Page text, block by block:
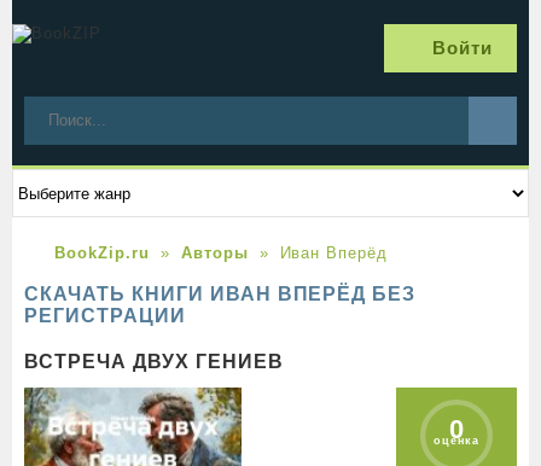
Войти
BookZip.ru Авторы Иван Вперёд
СКАЧАТЬ КНИГИ ИВАН ВПЕРЁД БЕЗ
РЕГИСТРАЦИИ
ВСТРЕЧА ДВУХ ГЕНИЕВ
0
оценка